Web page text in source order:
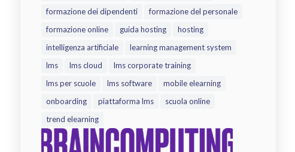
formazione dei dipendenti
formazione del personale
formazione online
guida hosting
hosting
intelligenza artificiale
learning management system
lms
lms cloud
lms corporate training
lms per scuole
lms software
mobile elearning
onboarding
piattaforma lms
scuola online
trend elearning